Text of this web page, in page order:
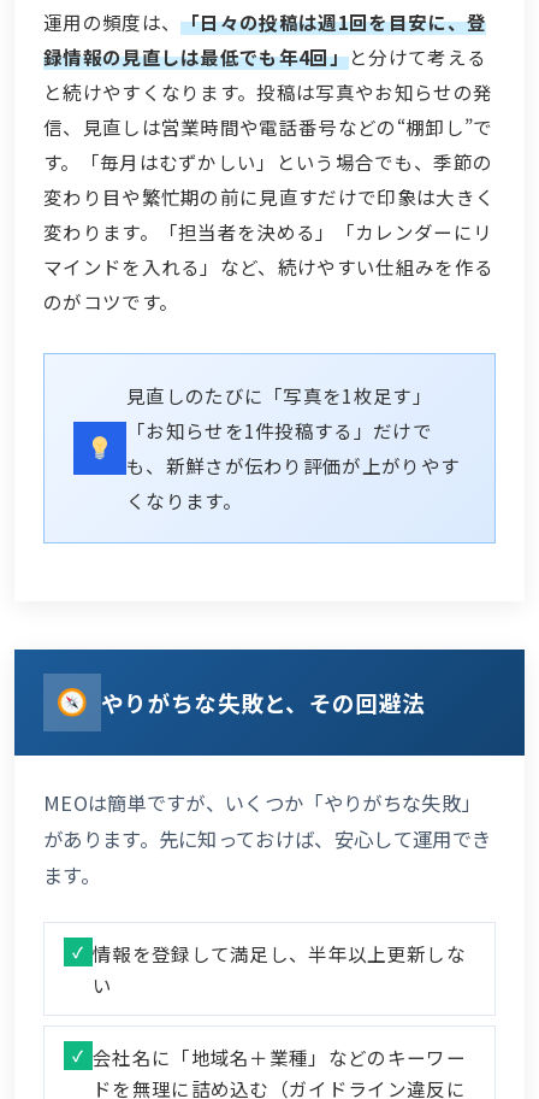
運用の頻度は、「日々の投稿は週1回を目安に、登
録情報の見直しは最低でも年4回」と分けて考える
と続けやすくなります。投稿は写真やお知らせの発
信、見直しは営業時間や電話番号などの“棚卸し”で
す。「毎月はむずかしい」という場合でも、季節の
変わり目や繁忙期の前に見直すだけで印象は大きく
変わります。「担当者を決める」「カレンダーにリ
マインドを入れる」など、続けやすい仕組みを作る
のがコツです。
見直しのたびに「写真を1枚足す」
「お知らせを1件投稿する」だけで
も、新鮮さが伝わり評価が上がりやす
くなります。
やりがちな失敗と、その回避法
MEOは簡単ですが、いくつか「やりがちな失敗」
があります。先に知っておけば、安心して運用でき
ます。
情報を登録して満足し、半年以上更新しな
い
会社名に「地域名＋業種」などのキーワー
ドを無理に詰め込む（ガイドライン違反に